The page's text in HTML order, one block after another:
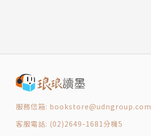
服務信箱: bookstore@udngroup.com
客服電話: (02)2649-1681分機5